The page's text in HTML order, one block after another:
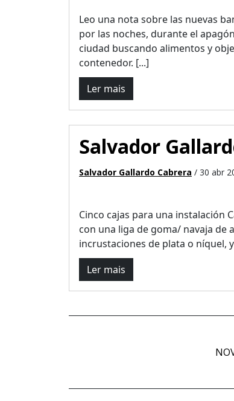
Leo una nota sobre las nuevas
por las noches, durante el
ciudad buscando alimentos y
contenedor. [...]
Ler mais
Salvador
Salvador Gallardo Cabrera / 30 abr
Cinco cajas para una instalación
con una liga de goma/ navaja de
incrustaciones de plata o níquel,
Ler mais